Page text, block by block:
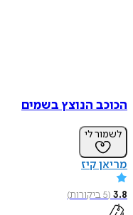
הכוכב הנוצץ בשמים
לשמור לי
מריאן קיז
3.8
(
5ביקורות)